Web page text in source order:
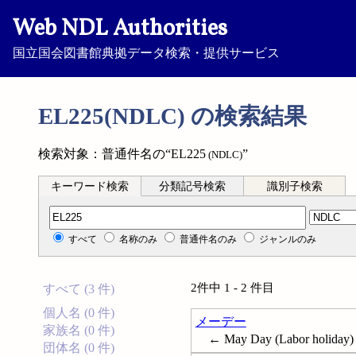
Web NDL Authorities
国立国会図書館典拠データ検索・提供サービス
EL225(NDLC) の検索結果
検索対象：普通件名の“EL225 (NDLC)”
キーワード検索 分類記号検索 識別子検索
分類記号検索
すべて 名称のみ 普通件名のみ ジャンルのみ
すべて (3 件)
個人名 (0 件)
家族名 (0 件)
団体名 (0 件)
2件中 1 - 2 件目
メーデー
← May Day (Labor holiday)